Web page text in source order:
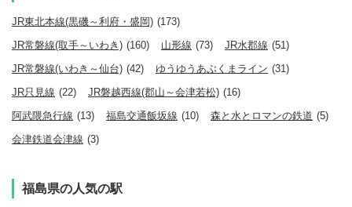
JR東北本線(黒磯～利府・盛岡) (173)
JR常磐線(取手～いわき) (160) 山形線 (73) JR水郡線 (51)
JR常磐線(いわき～仙台) (42) ゆうゆうあぶくまライン (31)
JR只見線 (22) JR磐越西線(郡山～会津若松) (16)
阿武隈急行線 (13) 福島交通飯坂線 (10) 森と水とロマンの鉄道 (5)
会津鉄道会津線 (3)
福島県の人気の駅